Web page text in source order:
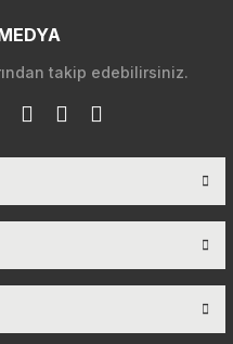
takip edebilirsiniz.